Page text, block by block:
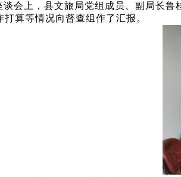
谈会上，县文旅局党组成员、副局长
打算等情况向督查组作了汇报。